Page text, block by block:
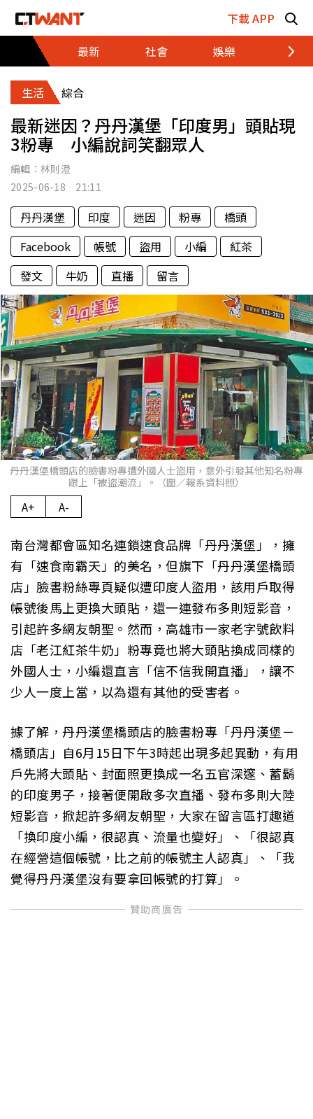
下載 APP
最新
社會 娛樂 財經
生活 綜合
最新迷因？丹丹漢堡「印度男」頭貼現
3粉專 小編說詞笑翻眾人
編輯： 林則澄
2025-06-18 21:11
丹丹漢堡 印度 迷因 粉專
橋頭
Facebook
帳號 盜用 小編
紅茶
發文
牛奶 直播 留言
丹丹漢堡橋頭店的臉書粉專遭外國人士盜用，意外引發其他知名粉專
跟上「被盜潮流」。（圖／報系資料照）
A+ A-
南台灣都會區知名連鎖速食品牌「丹丹漢堡」，擁
有「速食南霸天」的美名，但旗下「丹丹漢堡橋頭
店」臉書粉絲專頁疑似遭印度人盜用，該用戶取得
帳號後馬上更換大頭貼，還一連發布多則短影音，
引起許多網友朝聖。然而，高雄市一家老字號飲料
店「老江紅茶牛奶」粉專竟也將大頭貼換成同樣的
外國人士，小編還直言「信不信我開直播」，讓不
少人一度上當，以為還有其他的受害者。
據了解，丹丹漢堡橋頭店的臉書粉專「丹丹漢堡－
橋頭店」自6月15日下午3時起出現多起異動，有用
戶先將大頭貼、封面照更換成一名五官深邃、蓄鬍
的印度男子，接著便開啟多次直播、發布多則大陸
短影音，掀起許多網友朝聖，大家在留言區打趣道
「換印度小編，很認真、流量也變好」、「很認真
在經營這個帳號，比之前的帳號主人認真」、「我
覺得丹丹漢堡沒有要拿回帳號的打算」。